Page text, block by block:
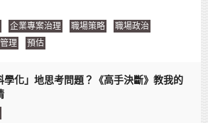
企業專案治理 職場策略
職場政治
理
預估
學化」地思考問題？《高手決斷》教我的